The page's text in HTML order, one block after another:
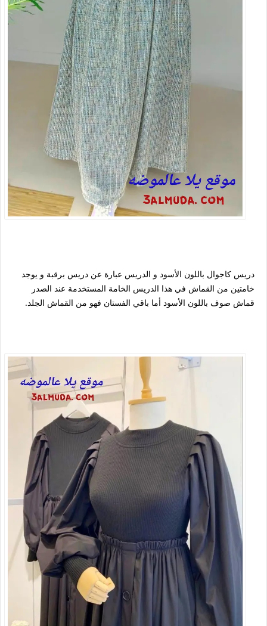
دريس كاجوال باللون الأسود و الدريس عبارة عن دريس برقبة و يوجد
خامتين من القماش في هذا الدريس الخامة المستخدمة عند الصدر
قماش صوف باللون الأسود أما باقي الفستان فهو من القماش الجلد.